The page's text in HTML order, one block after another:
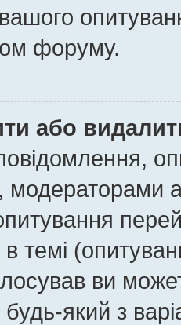
вашого
форуму.
або
модераторами
в темі
ви
будь-який з